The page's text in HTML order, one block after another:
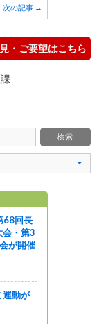
次の記事 →
・ご要望はこちら
68回長
会・第3
が開催
運動が